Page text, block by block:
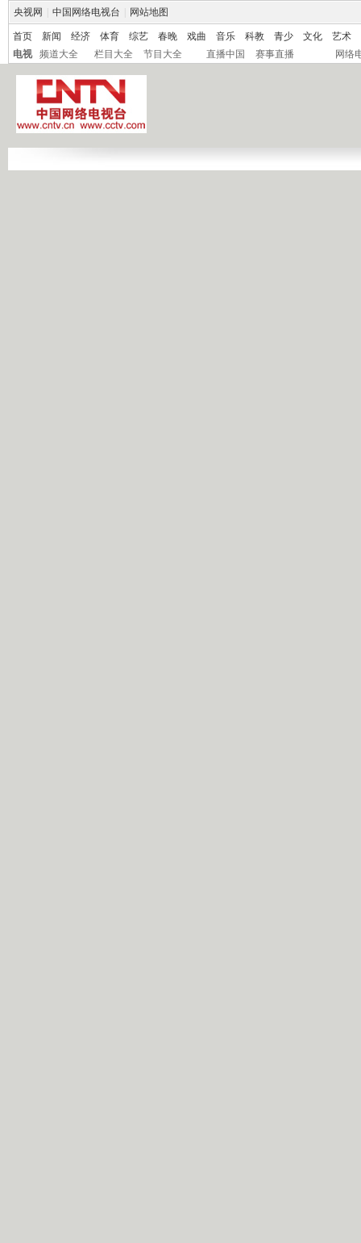
央视网 中国网络电视台 网站地图
首页 新闻 经济 体育 综艺 春晚 戏曲 音乐 科教 青少 文化
艺术
电视
频道大全 栏目大全 节目大全 直播中国 赛事直播 网络